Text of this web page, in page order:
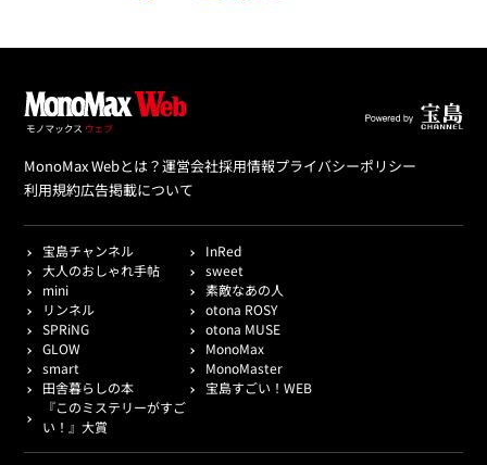
MonoMax Webとは？運営会社採用情報プライバシーポリシー
利用規約広告掲載について
宝島チャンネル
InRed
大人のおしゃれ手帖
sweet
mini
素敵なあの人
リンネル
otona ROSY
SPRiNG
otona MUSE
GLOW
MonoMax
smart
MonoMaster
田舎暮らしの本
宝島すごい！WEB
『このミステリーがすご
い！』大賞